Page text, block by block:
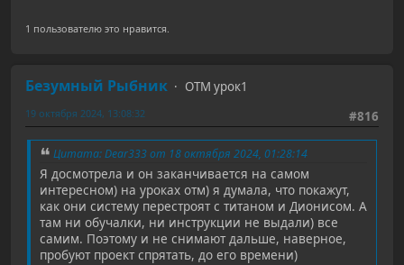
1 пользователю это нравится.
Безумный Рыбник
ОТМ урок1
#816
19 октября 2024, 13:08:32
Цитата: Dear333 от 18 октября 2024, 01:28:14
Я досмотрела и он заканчивается на самом
интересном) на уроках отм) я думала, что покажут,
как они систему перестроят с титаном и Дионисом. А
там ни обучалки, ни инструкции не выдали) все
самим. Поэтому и не снимают дальше, наверное,
пробуют проект спрятать, до его времени)